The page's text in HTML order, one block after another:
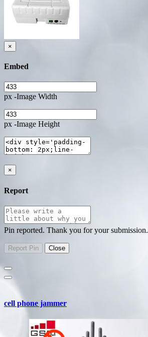
×
Embed
px -Image Width
px -Image Height
×
Report
Pin reported. Thank you for your submission.
cell phone jammer